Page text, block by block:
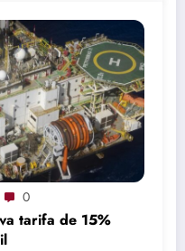
0
tarifa de 15%